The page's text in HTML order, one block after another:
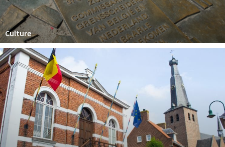
Dormir
Récréation
Achats
Parking
Éxpercience
Enclaves
Musée et théâtre
Culture